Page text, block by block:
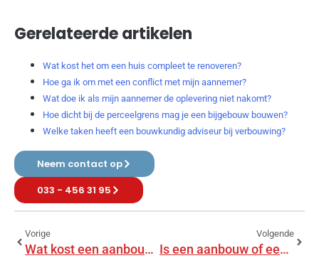
Gerelateerde artikelen
Wat kost het om een huis compleet te renoveren?
Hoe ga ik om met een conflict met mijn aannemer?
Wat doe ik als mijn aannemer de oplevering niet nakomt?
Hoe dicht bij de perceelgrens mag je een bijgebouw bouwen?
Welke taken heeft een bouwkundig adviseur bij verbouwing?
Neem contact op
033 - 456 31 95
Vorige
Wat kost een aanbouw van 2 meter?
Volgende
Is een aanbouw of een zolderverbouwing goedkoper?